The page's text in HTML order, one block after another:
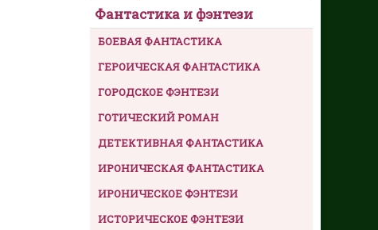
Фантастика и фэнтези
БОЕВАЯ ФАНТАСТИКА
ГЕРОИЧЕСКАЯ ФАНТАСТИКА
ГОРОДСКОЕ ФЭНТЕЗИ
ГОТИЧЕСКИЙ РОМАН
ДЕТЕКТИВНАЯ ФАНТАСТИКА
ИРОНИЧЕСКАЯ ФАНТАСТИКА
ИРОНИЧЕСКОЕ ФЭНТЕЗИ
ИСТОРИЧЕСКОЕ ФЭНТЕЗИ